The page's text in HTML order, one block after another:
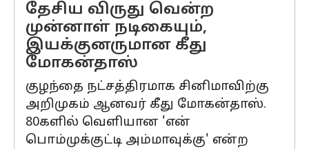
தேசிய விருது வென்ற
முன்னாள் நடிகையும்,
இயக்குனருமான கீது
மோகன்தாஸ்
குழந்தை நட்சத்திரமாக சினிமாவிற்கு
அறிமுகம் ஆனவர் கீது மோகன்தாஸ்.
80களில் வெளியான 'என்
பொம்முக்குட்டி அம்மாவுக்கு' என்ற